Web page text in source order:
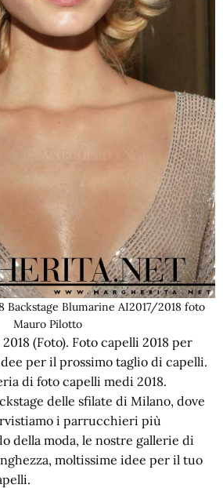
Backstage Blumarine AI2017/2018 foto
Mauro Pilotto
(Foto). Foto capelli 2018 per
per il prossimo taglio di capelli.
di foto capelli medi 2018.
delle sfilate di Milano, dove
i parrucchieri più
della moda, le nostre gallerie di
moltissime idee per il tuo